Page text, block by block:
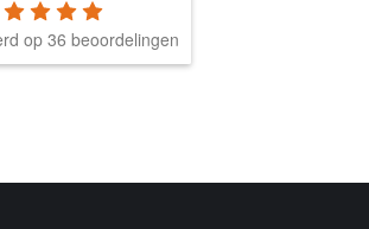
op 36 beoordelingen